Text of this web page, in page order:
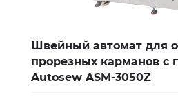
Швейный автомат для
прорезных карманов с
Autosew ASM-3050Z